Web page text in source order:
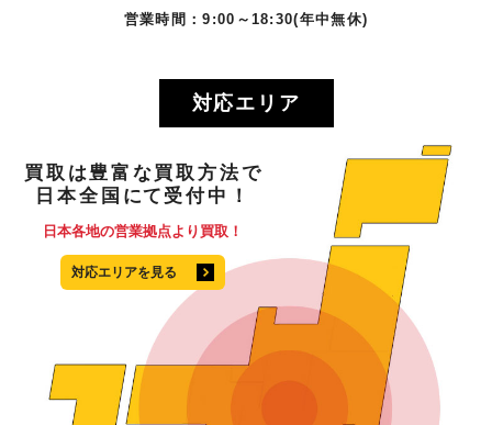
営業時間：9:00～18:30(年中無休)
対応エリア
買取 は豊富な買取方法で
日本全国 にて 受付中！
日本各地の営業拠点より買取！
対応エリアを見る